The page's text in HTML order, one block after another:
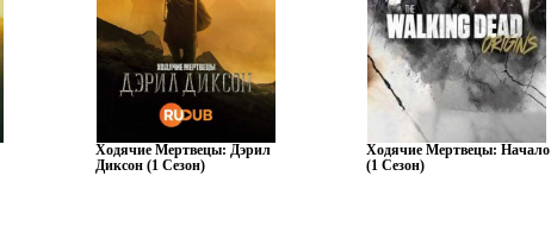
Ходячие Мертвецы: Дэрил
Диксон (1 Сезон)
Ходячие Мертвецы: Начало
(1 Сезон)